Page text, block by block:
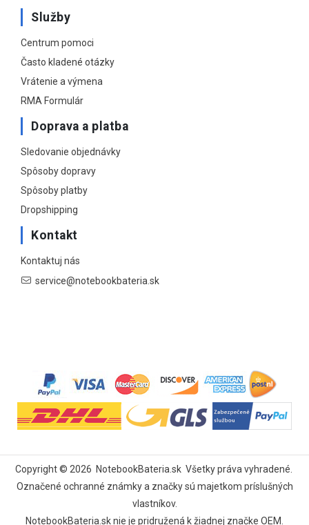
Služby
Centrum pomoci
Často kladené otázky
Vrátenie a výmena
RMA Formulár
Doprava a platba
Sledovanie objednávky
Spôsoby dopravy
Spôsoby platby
Dropshipping
Kontakt
Kontaktuj nás
service@notebookbateria.sk
Copyright © 2026 NotebookBateria.skVšetky práva vyhradené.
Označené ochranné známky a značky sú majetkom príslušných
vlastníkov.
NotebookBateria.sk nie je pridružená k žiadnej značke OEM.